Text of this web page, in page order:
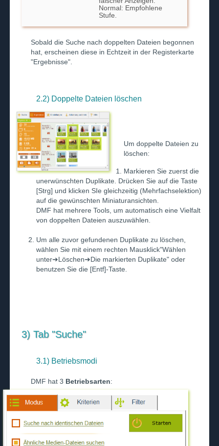
Normal: Empfohlene
Stufe.
Sobald die Suche nach doppelten Dateien begonnen
hat, erscheinen diese in Echtzeit in der Registerkarte
"Ergebnisse".
2.2) Doppelte Dateien löschen
Um doppelte Dateien zu
löschen:
Markieren Sie zuerst die
unerwünschten Duplikate. Drücken Sie auf die Taste
[Strg] und klicken SIe gleichzeitig (Mehrfachselektion)
auf die gewünschten Miniaturansichten.
DMF hat mehrere Tools, um automatisch eine Vielfalt
von doppelten Dateien auszuwählen.
Um alle zuvor gefundenen Duplikate zu löschen,
wählen Sie mit einem rechten Mausklick"Wählen
unter➔Löschen➔Die markierten Duplikate" oder
benutzen Sie die [Entf]-Taste.
3) Tab "Suche"
3.1) Betriebsmodi
DMF hat 3 Betriebsarten: